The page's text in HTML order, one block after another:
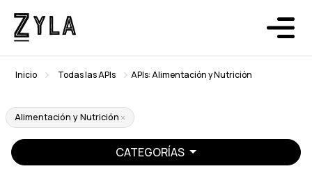
Inicio Todas las APIs APIs: Alimentación y Nutrición
Alimentación y Nutrición
CATEGORÍAS